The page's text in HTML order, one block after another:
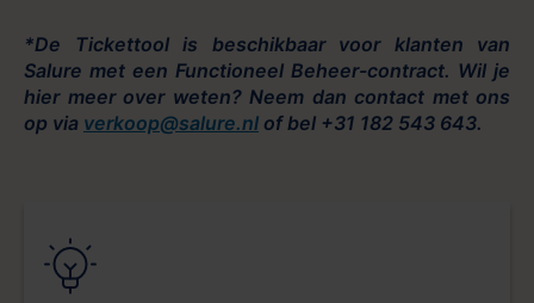
*De Tickettool is beschikbaar voor klanten van
Salure met een Functioneel Beheer-contract. Wil je
hier meer over weten? Neem dan contact met ons
op via verkoop@salure.nl of bel +31 182 543 643.